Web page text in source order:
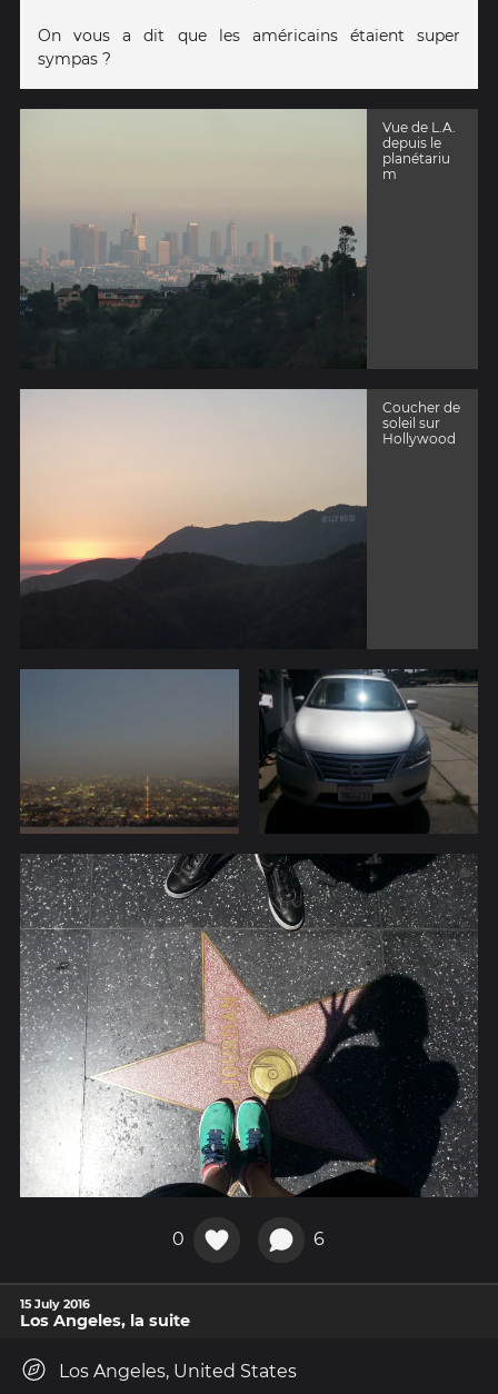
On vous a dit que les américains étaient super
sympas ?
Vue de L.A.
depuis le
planétariu
m
Coucher de
soleil sur
Hollywood
0 6
15 July 2016
Los Angeles, la suite
Los Angeles, United States